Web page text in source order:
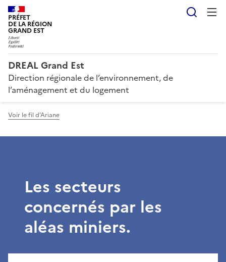
PRÉFET
DE LA RÉGION
GRAND EST
DREAL Grand Est
Direction régionale de l’environnement, de
l’aménagement et du logement
Voir le fil d'Ariane
Les secteurs
concernés par les
aléas miniers.